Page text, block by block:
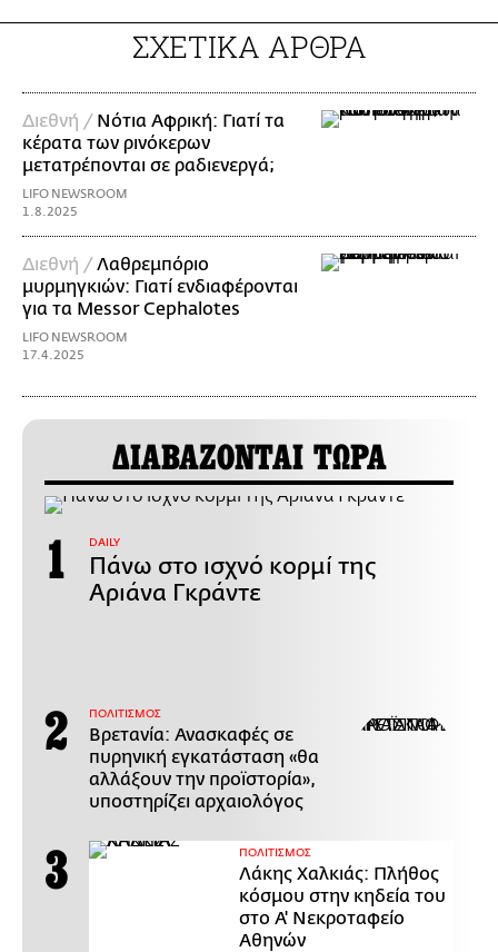
ΣΧΕΤΙΚΑ ΑΡΘΡΑ
Διεθνή / Νότια Αφρική: Γιατί τα
κέρατα των ρινόκερων
μετατρέπονται σε ραδιενεργά;
LIFO NEWSROOM
1.8.2025
Διεθνή /Λαθρεμπόριο
μυρμηγκιών: Γιατί ενδιαφέρονται
για τα Messor Cephalotes
LIFO NEWSROOM
17.4.2025
ΔΙΑΒΑΖΟΝΤΑΙ ΤΩΡΑ
DAILY
Πάνω στο ισχνό κορμί της
Αριάνα Γκράντε
ΠΟΛΙΤΙΣΜΟΣ
Βρετανία: Ανασκαφές σε
πυρηνική εγκατάσταση «θα
αλλάξουν την προϊστορία»,
υποστηρίζει αρχαιολόγος
ΠΟΛΙΤΙΣΜΟΣ
Λάκης Χαλκιάς: Πλήθος
κόσμου στην κηδεία του
στο Α' Νεκροταφείο
Αθηνών